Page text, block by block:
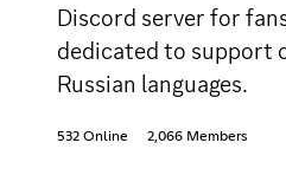
Discord server for
dedicated to support
Russian languages.
532 Online 2,066 Members